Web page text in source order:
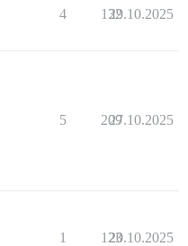
4 132
29.10.2025
5 209
27.10.2025
1 123
20.10.2025